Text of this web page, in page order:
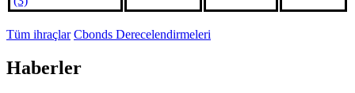
Tüm ihraçlar Cbonds Derecelendirmeleri
Haberler